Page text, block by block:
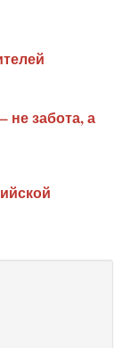
не забота, а